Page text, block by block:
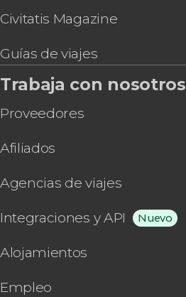
Civitatis Magazine
Guías de viajes
Trabaja con nosotros
Proveedores
Afiliados
Agencias de viajes
Integraciones y API Nuevo
Alojamientos
Empleo